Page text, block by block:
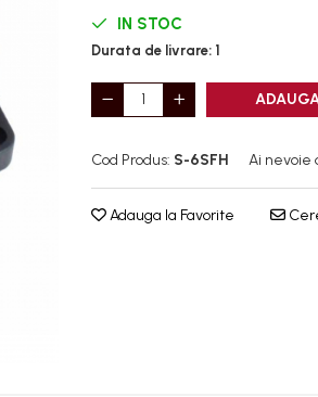
IN STOC
Durata de livrare: 1
Cod Produs: S-6SFH Ai nevoie
Adauga la Favorite